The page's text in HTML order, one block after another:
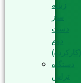
زبانه
ساز
دست
دوم
(کارکرده)
دستگاه
تراش